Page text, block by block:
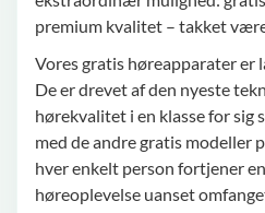
premium kvalitet – takket
Vores gratis høreapparater er
De er drevet af den nyeste
hørekvalitet i en klasse for sig
med de andre gratis modeller
hver enkelt person fortjener
høreoplevelse uanset